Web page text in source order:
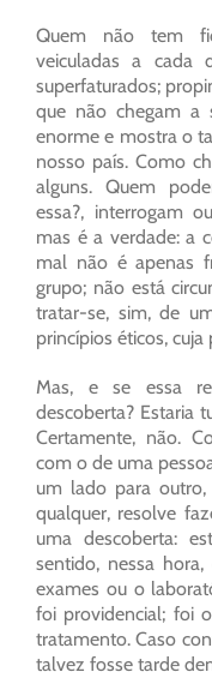
Quem não tem
veiculadas a cada
superfaturados;
que não chegam a
enorme e mostra o
nosso país. Como
alguns. Quem
essa?, interrogam
mas é a verdade: a
mal não é apenas
grupo; não está
tratar-se, sim, de
princípios éticos,
Mas, e se essa
descoberta? Estaria
Certamente, não.
com o de uma
um lado para
qualquer, resolve
uma descoberta:
sentido, nessa
exames ou o
foi providencial; foi
tratamento. Caso
talvez fosse tarde